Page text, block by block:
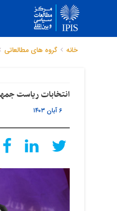
خانه گروه های مطالعاتی
انتخابات ریاست
۶ آبان ۱۴۰۳